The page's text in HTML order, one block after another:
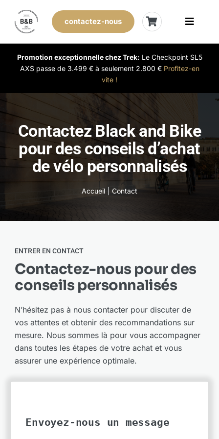
content
Toggle
Vélos de stock
Nos magasins
Vendre son vélo
À propos
contactez-nous
Promotion exceptionnelle chez Trek: Le Checkpoint SL5
AXS passe de 3.499 € à seulement 2.800 € Profitez-en
vite !
Contactez Black and Bike
pour des conseils d’achat
de vélo personnalisés
Accueil Contact
ENTRER EN CONTACT
Contactez-nous pour des
conseils personnalisés
N’hésitez pas à nous contacter pour discuter de
vos attentes et obtenir des recommandations sur
mesure. Nous sommes là pour vous accompagner
dans toutes les étapes de votre achat et vous
assurer une expérience optimale.
Envoyez-nous un message